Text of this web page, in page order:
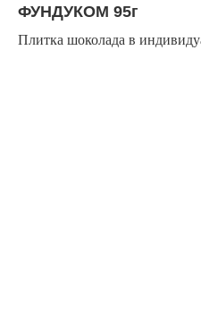
ФУНДУКОМ 95г
Плитка шоколада в